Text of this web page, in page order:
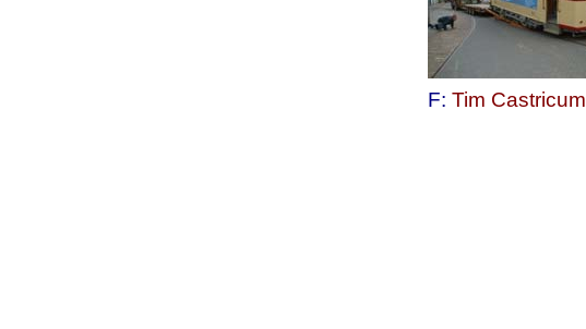
F: Tim Castricum